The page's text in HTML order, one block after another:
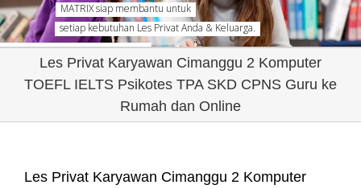
MATRIX siap membantu untuk
setiap kebutuhan Les Privat Anda & Keluarga.
Les Privat Karyawan Cimanggu 2 Komputer
TOEFL IELTS Psikotes TPA SKD CPNS Guru ke
Rumah dan Online
Les Privat Karyawan Cimanggu 2 Komputer